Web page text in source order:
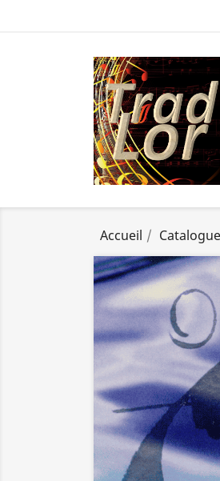
Accueil Catalogue